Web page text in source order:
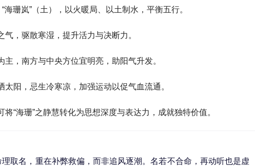
“海珊岚”（土），以火暖局、以土制水，平衡五行。
气，驱散寒湿，提升活力与决断力。
主，南方与中央方位宜明亮，助阳气升发。
太阳，忌生冷寒凉，加强运动以促气血流通。
将“海珊”之静慧转化为思想深度与表达力，成就独特价值。
取名，重在补弊救偏，而非追风逐潮。名若不合命，再动听也是虚